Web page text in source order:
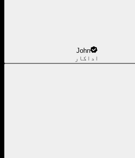
John
اداکار